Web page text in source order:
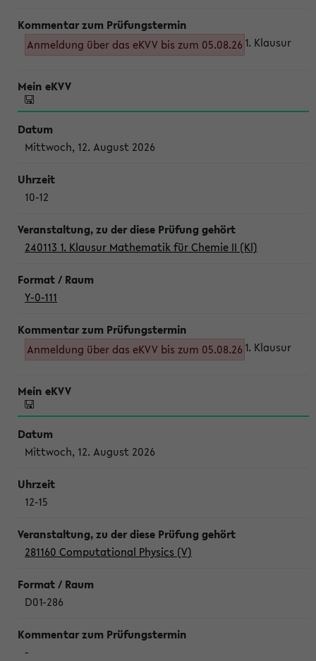
Anmeldung über das eKVV bis zum 05.08.26 1. Klausur
Mittwoch, 12. August 2026
10-12
240113 1. Klausur Mathematik für Chemie II (Kl)
Y-0-111
Anmeldung über das eKVV bis zum 05.08.26 1. Klausur
Mittwoch, 12. August 2026
12-15
281160 Computational Physics (V)
D01-286
-